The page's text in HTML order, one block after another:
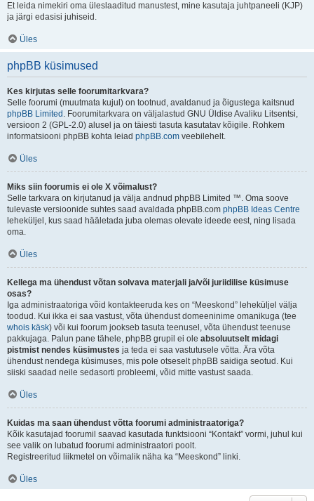
Et leida nimekiri oma üleslaaditud manustest, mine kasutaja juhtpaneeli (KJP)
ja järgi edasisi juhiseid.
Üles
phpBB küsimused
Kes kirjutas selle foorumitarkvara?
Selle foorumi (muutmata kujul) on tootnud, avaldanud ja õigustega kaitsnud
phpBB Limited . Foorumitarkvara on väljalastud GNU Üldise Avaliku Litsentsi,
versioon 2 (GPL-2.0) alusel ja on täiesti tasuta kasutatav kõigile. Rohkem
informatsiooni phpBB kohta leiad phpBB.com veebilehelt.
Üles
Miks siin foorumis ei ole X võimalust?
Selle tarkvara on kirjutanud ja välja andnud phpBB Limited ™. Oma soove
tulevaste versioonide suhtes saad avaldada phpBB.com phpBB Ideas Centre
leheküljel, kus saad hääletada juba olemas olevate ideede eest, ning lisada
oma.
Üles
Kellega ma ühendust võtan solvava materjali ja/või juriidilise küsimuse
osas?
Iga administraatoriga võid kontakteeruda kes on “Meeskond” leheküljel välja
toodud. Kui ikka ei saa vastust, võta ühendust domeeninime omanikuga (tee
whois käsk) või kui foorum jookseb tasuta teenusel, võta ühendust teenuse
pakkujaga. Palun pane tähele, phpBB grupil ei ole absoluutselt midagi
pistmist nendes küsimustes ja teda ei saa vastutusele võtta. Ära võta
ühendust nendega küsimuses, mis pole otseselt phpBB saidiga seotud. Kui
siiski saadad neile sedasorti probleemi, võid mitte vastust saada.
Üles
Kuidas ma saan ühendust võtta foorumi administraatoriga?
Kõik kasutajad foorumil saavad kasutada funktsiooni “Kontakt” vormi, juhul kui
see valik on lubatud foorumi administraatori poolt.
Registreeritud liikmetel on võimalik näha ka “Meeskond” linki.
Üles